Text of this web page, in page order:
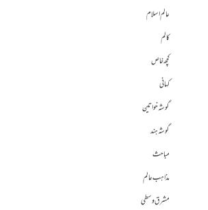
عالم اسلام
کالم
کچھ خاص
کہانی
گوشہ خواتین
گوشہ ہند
مباحث
مذاہب عالم
مشرق وسطی